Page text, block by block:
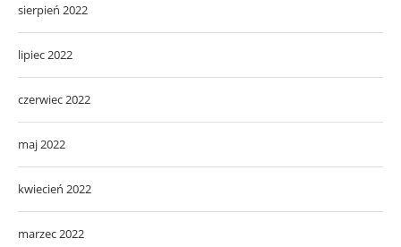
sierpień 2022
lipiec 2022
czerwiec 2022
maj 2022
kwiecień 2022
marzec 2022